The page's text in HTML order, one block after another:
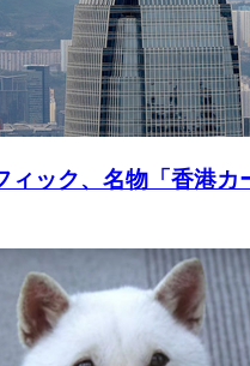
ィック、名物「香港カ